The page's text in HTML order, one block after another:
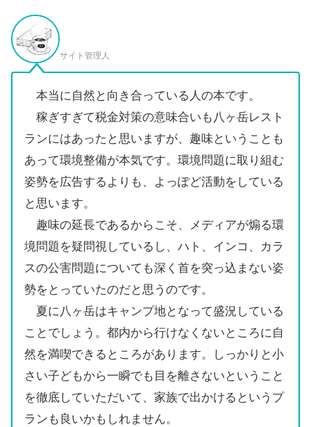
サイト管理人
本当に自然と向き合っている人の本です。
稼ぎすぎて税金対策の意味合いも八ヶ岳レスト
ランにはあったと思いますが、趣味ということも
あって環境整備が本気です。環境問題に取り組む
姿勢を広告するよりも、よっぽど活動をしている
と思います。
趣味の延長であるからこそ、メディアが煽る環
境問題を疑問視しているし、ハト、インコ、カラ
スの公害問題についても深く首を突っ込まない姿
勢をとっていたのだと思うのです。
夏に八ヶ岳はキャンプ地となって盛況している
ことでしょう。都内から行けなくないところに自
然を満喫できるところがあります。しっかりと小
さい子どもから一瞬でも目を離さないということ
を徹底していただいて、家族で出かけるというプ
ランも良いかもしれません。